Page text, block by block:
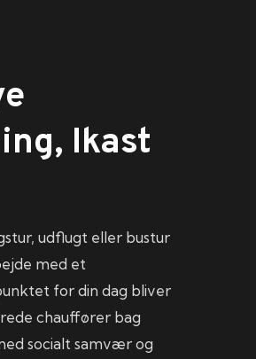
Ikast
udflugt eller bustur
med et
for din dag bliver
chauffører bag
socialt samvær og